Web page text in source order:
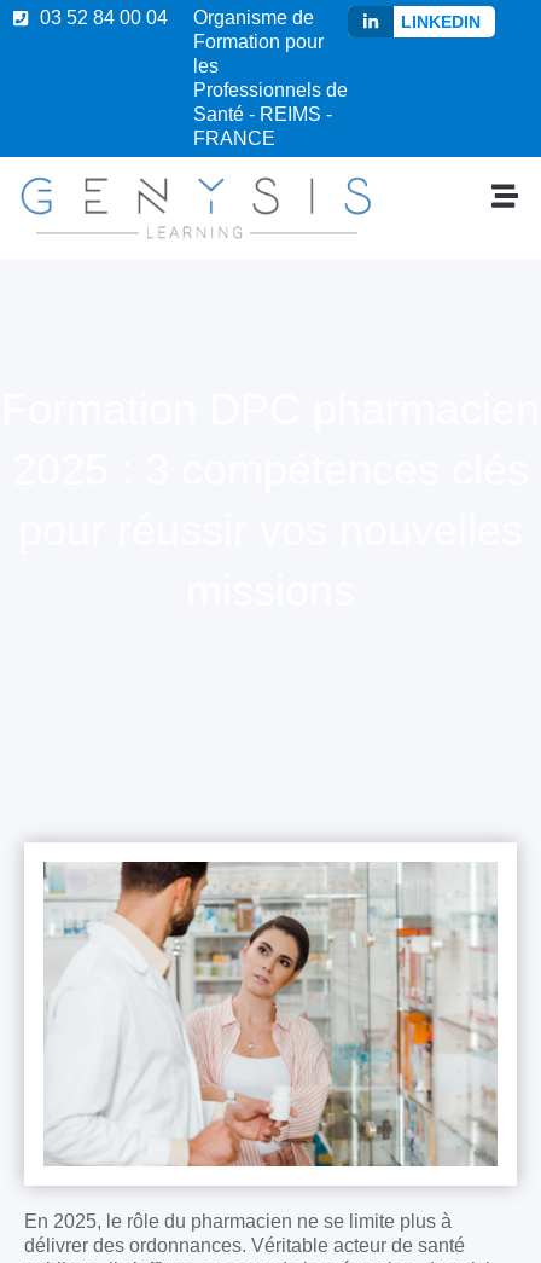
03 52 84 00 04
Organisme de
Formation pour
les
Professionnels de
Santé - REIMS -
FRANCE
LINKEDIN
En 2025, le rôle du pharmacien ne se limite plus à
délivrer des ordonnances. Véritable acteur de santé